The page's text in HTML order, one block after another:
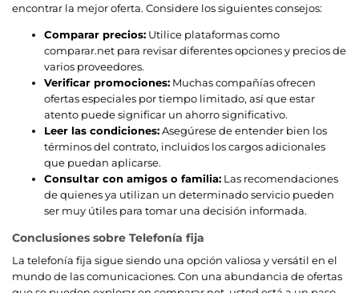
encontrar la mejor oferta. Considere los siguientes consejos:
Comparar precios: Utilice plataformas como
comparar.net para revisar diferentes opciones y precios de
varios proveedores.
Verificar promociones: Muchas compañías ofrecen
ofertas especiales por tiempo limitado, así que estar
atento puede significar un ahorro significativo.
Leer las condiciones:Asegúrese de entender bien los
términos del contrato, incluidos los cargos adicionales
que puedan aplicarse.
Consultar con amigos o familia: Las recomendaciones
de quienes ya utilizan un determinado servicio pueden
ser muy útiles para tomar una decisión informada.
Conclusiones sobre Telefonía fija
La telefonía fija sigue siendo una opción valiosa y versátil en el
mundo de las comunicaciones. Con una abundancia de ofertas